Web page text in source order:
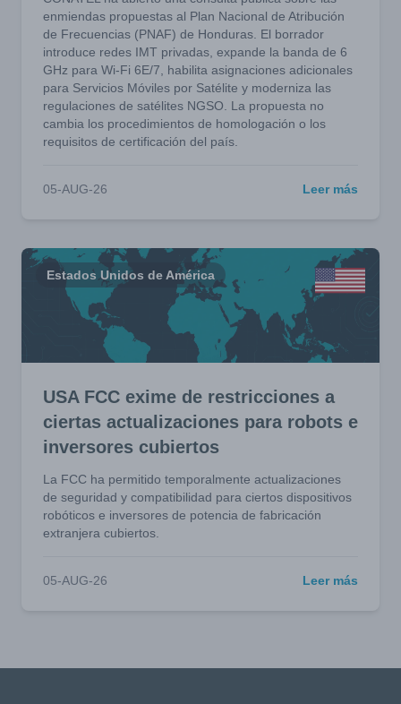
enmiendas propuestas al Plan Nacional de Atribución
de Frecuencias (PNAF) de Honduras. El borrador
introduce redes IMT privadas, expande la banda de 6
GHz para Wi-Fi 6E/7, habilita asignaciones adicionales
para Servicios Móviles por Satélite y moderniza las
regulaciones de satélites NGSO. La propuesta no
cambia los procedimientos de homologación o los
requisitos de certificación del país.
05-AUG-26 Leer más
Estados Unidos de América
USA FCC exime de restricciones a
ciertas actualizaciones para robots e
inversores cubiertos
La FCC ha permitido temporalmente actualizaciones
de seguridad y compatibilidad para ciertos dispositivos
robóticos e inversores de potencia de fabricación
extranjera cubiertos.
05-AUG-26 Leer más